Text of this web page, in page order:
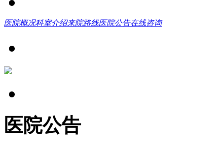
医院概况科室介绍来院路线医院公告在线咨询
医院公告